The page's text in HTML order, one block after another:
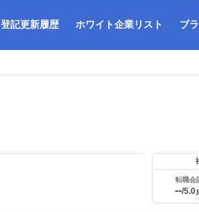
登記更新履歴 ホワイト企業リスト ブ
転職会
--/5.0